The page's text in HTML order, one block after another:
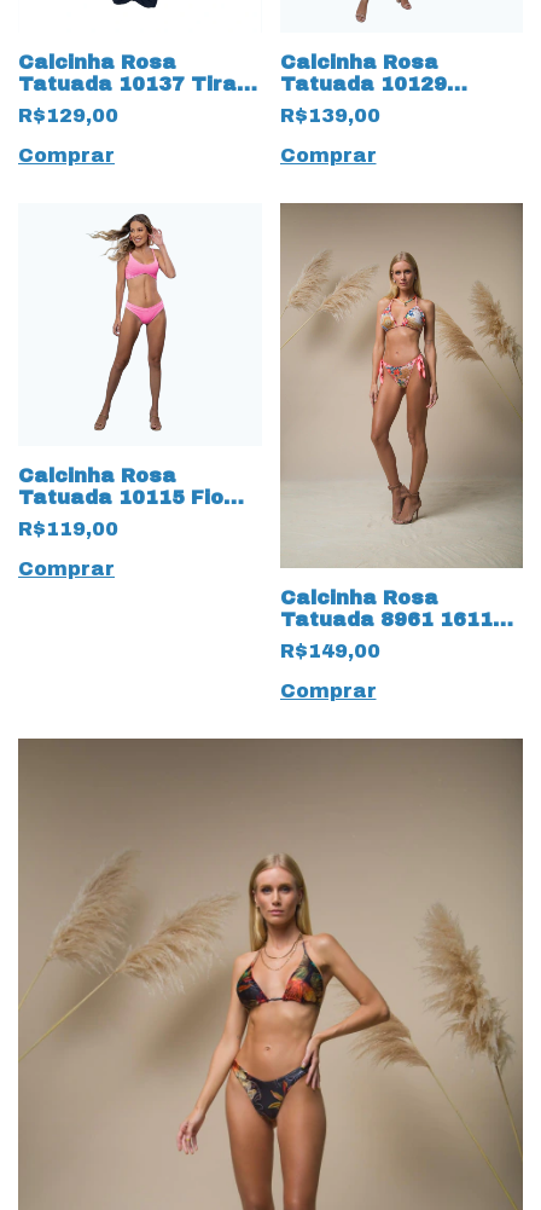
Calcinha Rosa
Tatuada 10137 Tira
Anarruga Preto
R$129,00
Comprar
Calcinha Rosa
Tatuada 10129
Tradicional
Reversível Preto
R$139,00
Comprar
Calcinha Rosa
Tatuada 10115 Fio
Duplo Dots Rosa Neon
R$119,00
Comprar
Calcinha Rosa
Tatuada 8961 16118
Biquini FruFru Neon
Laranja
R$149,00
Comprar